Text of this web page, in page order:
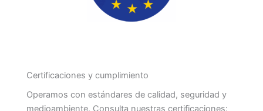
Certificaciones y cumplimiento
Operamos con estándares de calidad, seguridad y
medioambiente. Consulta nuestras certificaciones: